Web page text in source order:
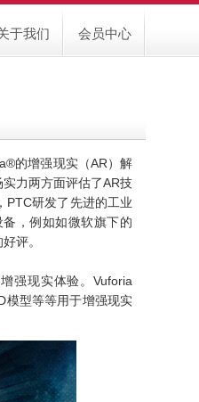
会员中心
于我们
的增强现实（AR）解
力两方面评估了AR技
PTC研发了先进的工业
，例如如微软旗下的
评。
强现实体验。Vuforia
模型等等用于增强现实